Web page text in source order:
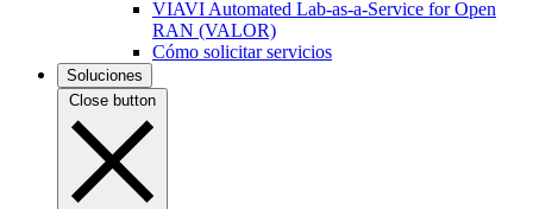
VIAVI Automated Lab-as-a-Service for Open
RAN (VALOR)
Cómo solicitar servicios
Soluciones
Close button